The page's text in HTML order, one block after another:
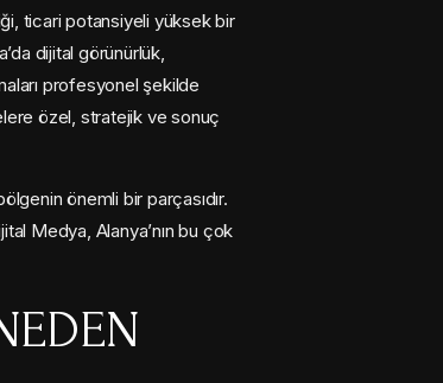
ticari potansiyeli yüksek bir
dijital görünürlük,
profesyonel şekilde
özel, stratejik ve sonuç
önemli bir parçasıdır.
Medya, Alanya’nın bu çok